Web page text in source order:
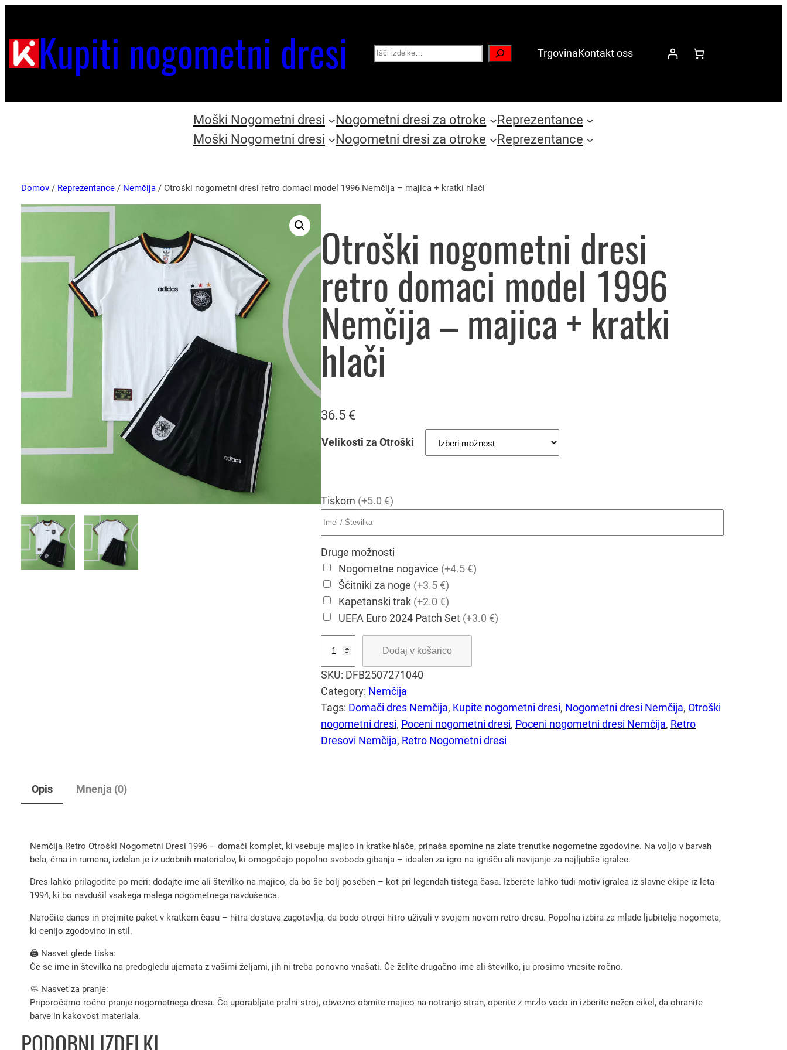
Kupiti nogometni dresi Search TrgovinaKontakt oss
Moški Nogometni dresi Nogometni dresi za otroke
Reprezentance
Moški Nogometni dresi
Nogometni dresi za otroke Reprezentance
Domov / Reprezentance / Nemčija / Otroški nogometni dresi retro domaci model 1996 Nemčija – majica + kratki hlači
Otroški nogometni dresi
retro domaci model 1996
Nemčija – majica + kratki
hlači
36.5 €
Velikosti za Otroški
Tiskom (+5.0 €)
Druge možnosti
Nogometne nogavice (+4.5 €)
Ščitniki za noge (+3.5 €)
Kapetanski trak (+2.0 €)
UEFA Euro 2024 Patch Set (+3.0 €)
r
o
š
k
i
t
i
r
i
e
Dodaj v košarico
SKU: DFB2507271040
Category: Nemčija
Tags: Domači dres Nemčija, Kupite nogometni dresi, Nogometni dresi Nemčija, Otroški
nogometni dresi, Poceni nogometni dresi, Poceni nogometni dresi Nemčija, Retro
Dresovi Nemčija, Retro Nogometni dresi
Opis Mnenja (0)
Nemčija Retro Otroški Nogometni Dresi 1996 – domači komplet, ki vsebuje majico in kratke hlače, prinaša spomine na zlate trenutke nogometne zgodovine. Na voljo v barvah
bela, črna in rumena, izdelan je iz udobnih materialov, ki omogočajo popolno svobodo gibanja – idealen za igro na igrišču ali navijanje za najljubše igralce.
Dres lahko prilagodite po meri: dodajte ime ali številko na majico, da bo še bolj poseben – kot pri legendah tistega časa. Izberete lahko tudi motiv igralca iz slavne ekipe iz leta
1994, ki bo navdušil vsakega malega nogometnega navdušenca.
Naročite danes in prejmite paket v kratkem času – hitra dostava zagotavlja, da bodo otroci hitro uživali v svojem novem retro dresu. Popolna izbira za mlade ljubitelje nogometa,
ki cenijo zgodovino in stil.
🖨️ Nasvet glede tiska:
Če se ime in številka na predogledu ujemata z vašimi željami, jih ni treba ponovno vnašati. Če želite drugačno ime ali številko, ju prosimo vnesite ročno.
🧼 Nasvet za pranje:
Priporočamo ročno pranje nogometnega dresa. Če uporabljate pralni stroj, obvezno obrnite majico na notranjo stran, operite z mrzlo vodo in izberite nežen cikel, da ohranite
barve in kakovost materiala.
PODOBNI IZDELKI